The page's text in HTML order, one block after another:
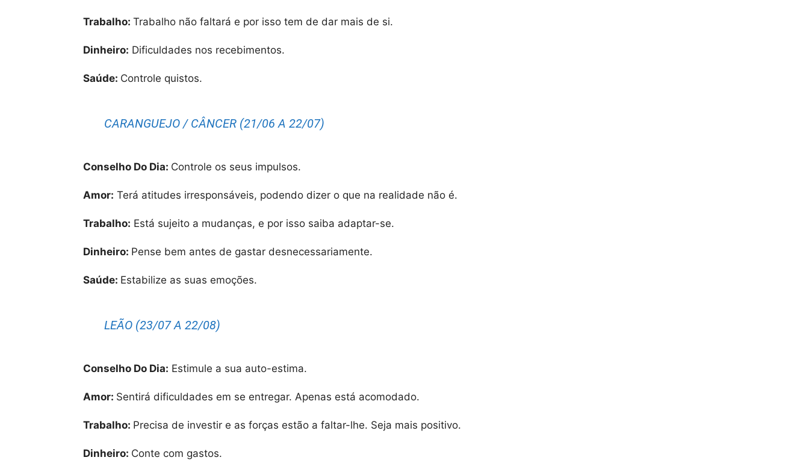
Trabalho: Trabalho não faltará e por isso tem de dar mais de si.
Dinheiro: Dificuldades nos recebimentos.
Saúde: Controle quistos.
CARANGUEJO / CÂNCER (21/06 A 22/07)
Conselho Do Dia: Controle os seus impulsos.
Amor: Terá atitudes irresponsáveis, podendo dizer o que na realidade não é.
Trabalho: Está sujeito a mudanças, e por isso saiba adaptar-se.
Dinheiro: Pense bem antes de gastar desnecessariamente.
Saúde: Estabilize as suas emoções.
LEÃO (23/07 A 22/08)
Conselho Do Dia: Estimule a sua auto-estima.
Amor: Sentirá dificuldades em se entregar. Apenas está acomodado.
Trabalho: Precisa de investir e as forças estão a faltar-lhe. Seja mais positivo.
Dinheiro: Conte com gastos.